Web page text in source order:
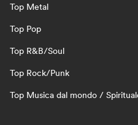
Top Metal
Top Pop
Top R&B/Soul
Top Rock/Punk
Top Musica dal mondo /